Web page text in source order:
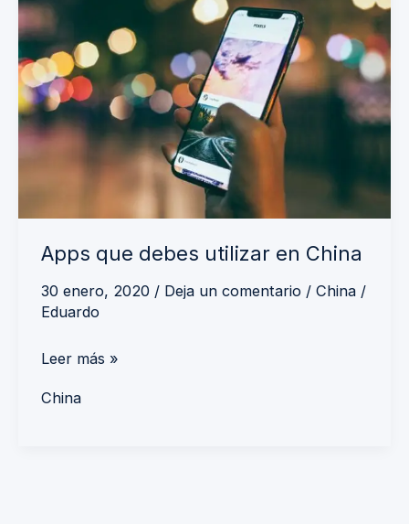
Apps que debes utilizar en China
30 enero, 2020 / Deja un comentario / China/
Eduardo
que
debes
utilizar
en
China
Leer más »
China